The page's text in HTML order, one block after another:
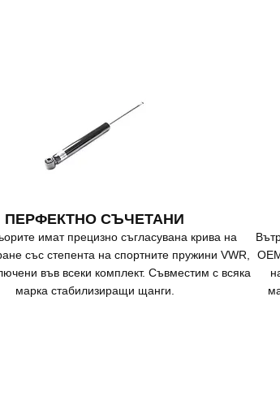
ПЕРФЕКТНО СЪЧЕТАНИ
имат прецизно съгласувана крива на
със степента на спортните пружини VWR,
във всеки комплект. Съвместим с всяка
марка стабилизиращи щанги.